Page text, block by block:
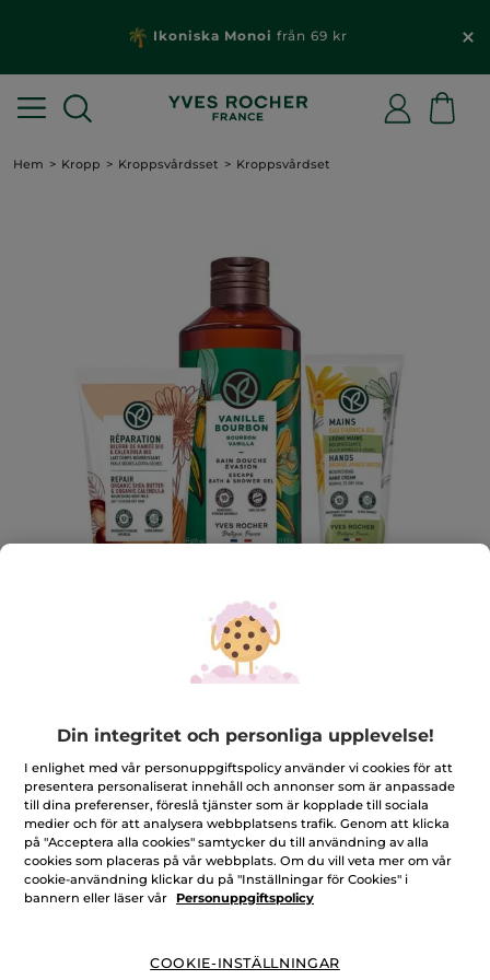
Ikoniska Monoi från 69 kr
Hem Kropp Kroppsvårdsset Kroppsvårdset
En komplett ritual för att vårda och skydda huden
★★★★★
★★★★★
Inget
för
Kroppsvårdset
LÄGG TILL RECENSION
-19% 369,00 Kr 453,00 Kr
Antal
Din integritet och personliga upplevelse!
I enlighet med vår personuppgiftspolicy använder vi cookies för att
presentera personaliserat innehåll och annonser som är anpassade
till dina preferenser, föreslå tjänster som är kopplade till sociala
medier och för att analysera webbplatsens trafik. Genom att klicka
på "Acceptera alla cookies" samtycker du till användning av alla
cookies som placeras på vår webbplats. Om du vill veta mer om vår
cookie-användning klickar du på "Inställningar för Cookies" i
bannern eller läser vår
Personuppgiftspolicy
COOKIE-INSTÄLLNINGAR